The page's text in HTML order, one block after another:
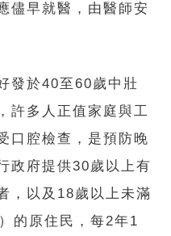
儘早就醫，由醫師安
發於40至60歲中壯
許多人正值家庭與工
口腔檢查，是預防晚
政府提供30歲以上有
，以及18歲以上未滿
的原住民，每2年1